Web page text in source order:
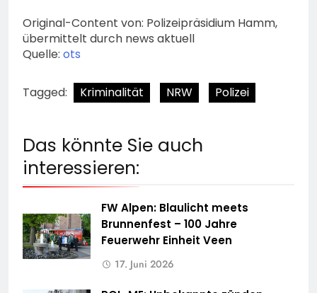
Original-Content von: Polizeipräsidium Hamm,
übermittelt durch news aktuell
Quelle: ots
Tagged: Kriminalität NRW Polizei
Das könnte Sie auch
interessieren:
FW Alpen: Blaulicht meets
Brunnenfest – 100 Jahre
Feuerwehr Einheit Veen
17. Juni 2026